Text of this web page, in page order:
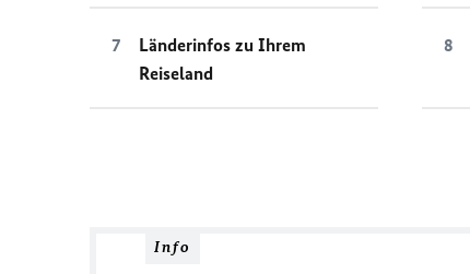
Länderinfos zu Ihrem
Reiseland
Info